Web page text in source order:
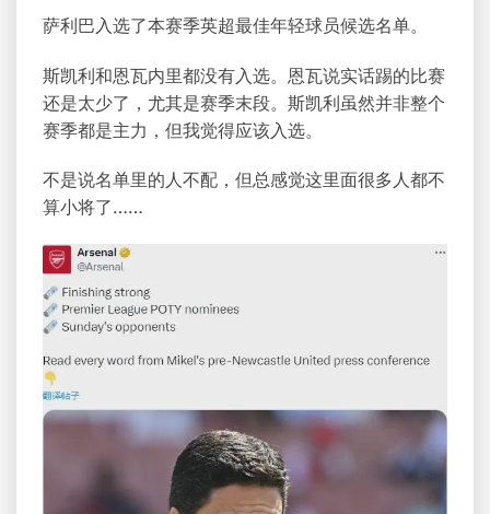
萨利巴入选了本赛季英超最佳年轻球员候选名单。
斯凯利和恩瓦内里都没有入选。恩瓦说实话踢的比赛
还是太少了，尤其是赛季末段。斯凯利虽然并非整个
赛季都是主力，但我觉得应该入选。
不是说名单里的人不配，但总感觉这里面很多人都不
算小将了……